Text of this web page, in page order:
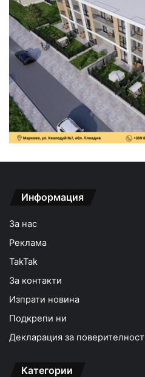
Информация
За нас
Реклама
TakTak
За контакти
Изпрати новина
Подкрепи ни
Декларация за поверителност
Категории